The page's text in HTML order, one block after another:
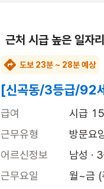
근처 시급 높은 일자리
도보 23분 ~ 28분 예상
[신곡동/3등급/92
급여
시급
근무유형
방문요
어르신정보
남성 ·
근무요일
월~금